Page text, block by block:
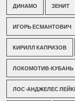
ДИНАМО ЗЕНИТ
ИГОРЬ ЕСМАНТОВИЧ
КИРИЛЛ КАПРИЗОВ
ЛОКОМОТИВ-КУБАНЬ
ЛОС-АНДЖЕЛЕС